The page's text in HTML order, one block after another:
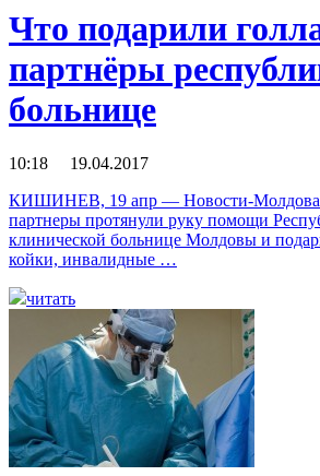
Что подарили
партнёры
больнице
10:18 19.04.2017
КИШИНЕВ, 19 апр — Новости-Молдова.
партнеры протянули руку помощи
клинической больнице Молдовы и
койки, инвалидные …
читать